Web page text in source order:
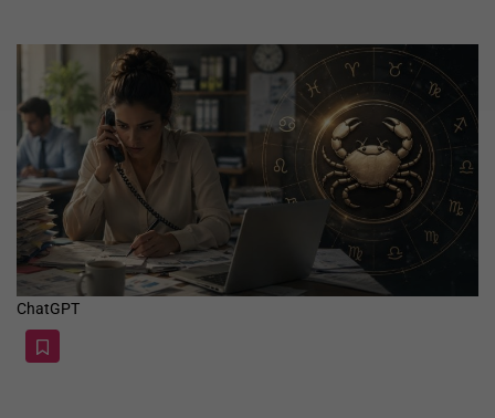
ChatGPT